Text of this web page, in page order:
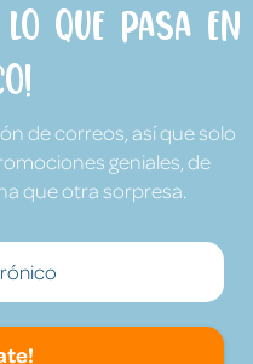
que pasa en
de correos, así que solo
geniales, de
que otra sorpresa.